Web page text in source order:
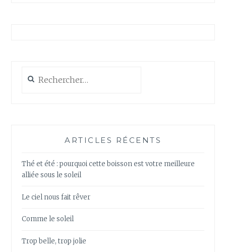
ARTICLES RÉCENTS
Thé et été : pourquoi cette boisson est votre meilleure
alliée sous le soleil
Le ciel nous fait rêver
Comme le soleil
Trop belle, trop jolie